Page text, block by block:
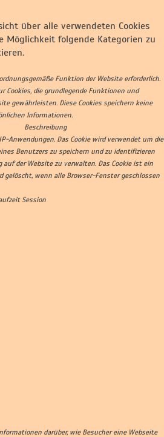
über alle verwendeten Cookies
Möglichkeit folgende Kategorien zu
Funktion der Website erforderlich.
Cookies, die grundlegende Funktionen und
gewährleisten. Diese Cookies speichern keine
Informationen.
Beschreibung
Anwendungen. Das Cookie wird verwendet um die
Benutzers zu speichern und zu identifizieren
der Website zu verwalten. Das Cookie ist ein
gelöscht, wenn alle Browser-Fenster geschlossen
Session
darüber, wie Besucher eine Webseite